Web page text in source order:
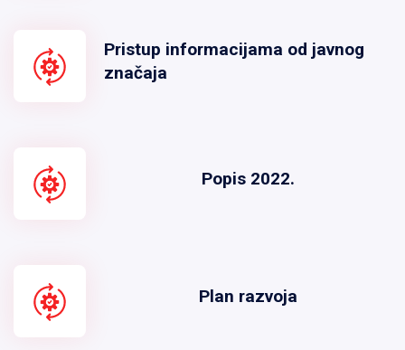
Pristup informacijama od javnog
značaja
Popis 2022.
Plan razvoja